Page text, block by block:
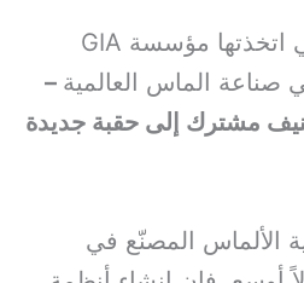
تمثل هذه الخطوة التي اتخذتها مؤسسة GIA
الماس العالمية –
مشترك إلى حقبة جديدة
الألماس المصنّع في